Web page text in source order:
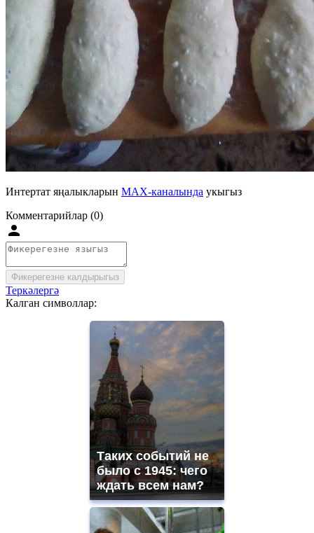
Интертат яңалыкларын MAX-каналында укыгыз
Комментарийлар (0)
Фикерегезне калдырыгыз
Теркәлергә
Калган символлар:
Таких событий не
было с 1945: чего
ждать всем нам?